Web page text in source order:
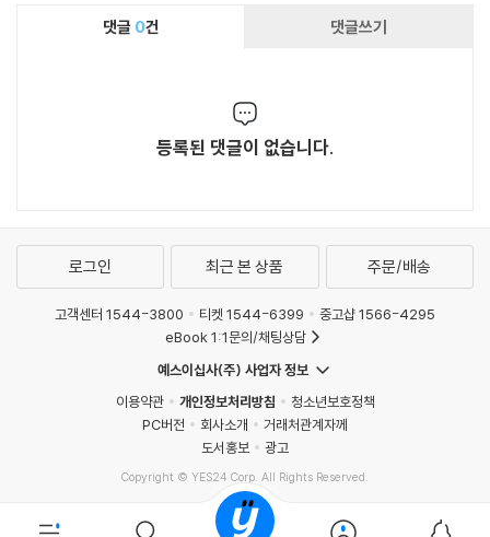
댓글 0건 댓글쓰기
등록된 댓글이 없습니다.
로그인 최근 본 상품 주문/배송
고객센터 1544-3800 티켓 1544-6399
중고샵 1566-4295
eBook 1:1문의/채팅상담
예스이십사(주) 사업자 정보
이용약관
개인정보처리방침
청소년보호정책
PC버전
회사소개
거래처관계자께
도서홍보
광고
Copyright © YES24 Corp. All Rights Reserved.